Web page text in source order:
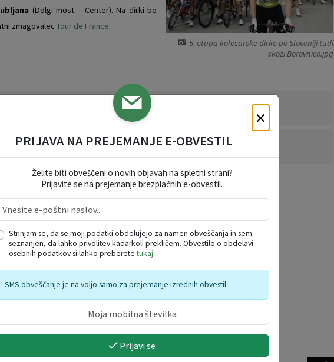
5. etapa kolesarske dirke po Sloveniji tudi
skozi Borovnico.jpg
(Dolgi most – Center). Na dirki bo
zmagovalec Tour de France.
×
PRIJAVA NA PREJEMANJE E-OBVESTIL
Želite biti obveščeni o novih objavah na spletni strani?
Prijavite se na prejemanje brezplačnih e-obvestil.
Strinjam se, da se moji podatki obdelujejo za namen obveščanja in sem
seznanjen, da lahko privolitev kadarkoli prekličem. Obvestilo o obdelavi
osebnih podatkov si lahko preberetetukaj.
SMS obveščanje je na voljo samo za prejemanje izrednih obvestil.
Prijavi se